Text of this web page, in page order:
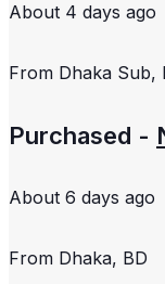
About 4 days ago
From Dhaka Sub,
Purchased -
About 6 days ago
From Dhaka, BD